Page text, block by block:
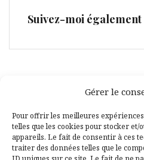
Gérer le
Pour offrir les meilleures
telles que les cookies pour stocker
appareils. Le fait de consentir à ces
traiter des données telles que le
Suivez-moi également
Facebook